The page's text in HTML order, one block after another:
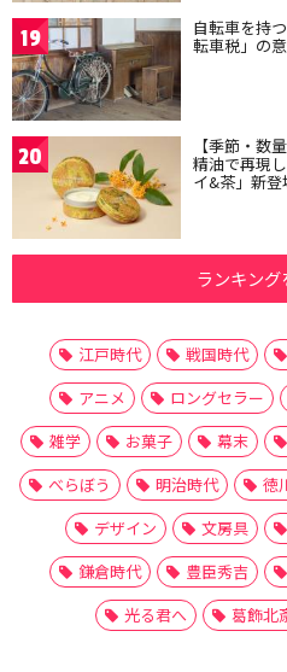
19 自転車を持
転車税」の
20 【季節・数
精油で再現
イ&茶」新登
ランキング
江戸時代 戦国時代
アニメ
ロングセラー
雑学
お菓子 幕末
べらぼう
明治時代 徳
デザイン
文房具
鎌倉時代
豊臣秀吉
光る君へ
葛飾北